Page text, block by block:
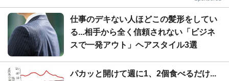
仕事のデキない人ほどこの髪形をしてい
る...相手から全く信頼されない「ビジネ
スで一発アウト」ヘアスタイル3選
パカッと開けて週に1、2個食べるだけ...